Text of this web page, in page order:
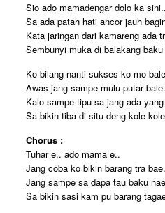
Sio ado mamadengar dolo ka sini..
Sa ada patah hati ancor jauh
Kata jaringan dari kamareng ada
Sembunyi muka di balakang
Ko bilang nanti sukses ko mo
Awas jang sampe mulu putar
Kalo sampe tipu sa jang ada
Sa bikin tiba di situ deng kole-
Chorus :
Tuhar e.. ado mama e..
Jang coba ko bikin barang tra
Jang sampe sa dapa tau baku
Sa bikin sasi kam pu barang